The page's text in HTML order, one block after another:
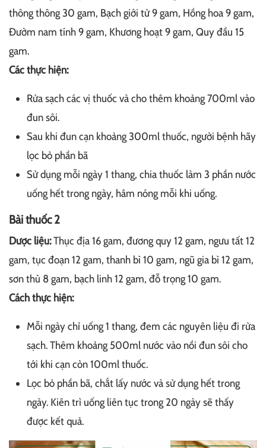
thông thông 30 gam, Bạch giới tử 9 gam, Hồng hoa 9 gam,
Đườm nam tính 9 gam, Khương hoạt 9 gam, Quy đầu 15
gam.
Các thực hiện:
Rửa sạch các vị thuốc và cho thêm khoảng 700ml vào
đun sôi.
Sau khi đun cạn khoảng 300ml thuốc, người bệnh hãy
lọc bỏ phần bã
Sử dụng mỗi ngày 1 thang, chia thuốc làm 3 phần nước
uống hết trong ngày, hâm nóng mỗi khi uống.
Bài thuốc 2
Dược liệu:Thục địa 16 gam, đương quy 12 gam, ngưu tất 12
gam, tục đoạn 12 gam, thanh bì 10 gam, ngũ gia bì 12 gam,
sơn thù 8 gam, bạch linh 12 gam, đỗ trọng 10 gam.
Cách thực hiện:
Mỗi ngày chỉ uống 1 thang, đem các nguyên liệu đi rửa
sạch. Thêm khoảng 500ml nước vào nồi đun sôi cho
tới khi cạn còn 100ml thuốc.
Lọc bỏ phần bã, chắt lấy nước và sử dụng hết trong
ngày. Kiên trì uống liên tục trong 20 ngày sẽ thấy
được kết quả.